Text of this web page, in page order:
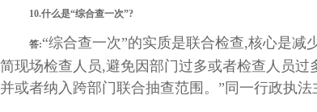
10.什么是“综合查一次”?
答:“综合查一次”的实质是联合检查,核心是
简现场检查人员,避免因部门过多或者检查人员
并或者纳入跨部门联合抽查范围。”同一行政执